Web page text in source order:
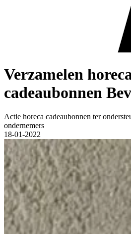
Verzamelen
cadeaubonnen
Actie horeca cadeaubonnen ter
ondernemers
18-01-2022